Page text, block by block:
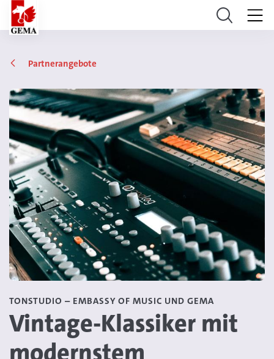
Partnerangebote
TONSTUDIO – EMBASSY OF MUSIC UND GEMA
Vintage-Klassiker mit
modernstem